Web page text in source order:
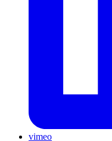
vimeo